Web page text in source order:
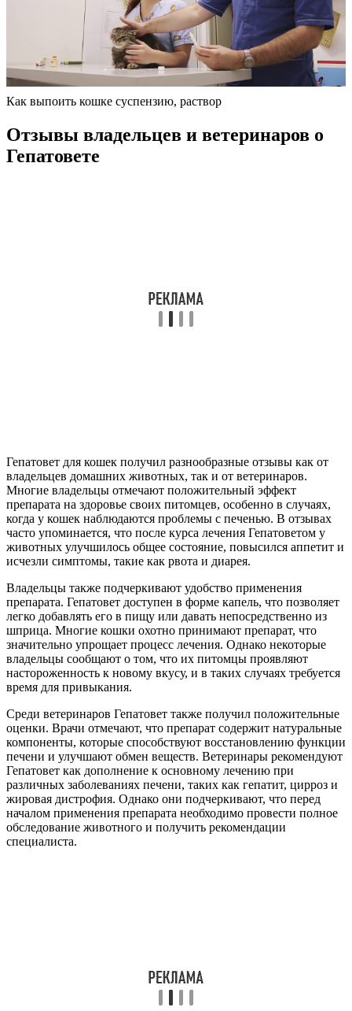
Как выпоить кошке суспензию, раствор
Отзывы владельцев и ветеринаров о
Гепатовете
Гепатовет для кошек получил разнообразные отзывы как от
владельцев домашних животных, так и от ветеринаров.
Многие владельцы отмечают положительный эффект
препарата на здоровье своих питомцев, особенно в случаях,
когда у кошек наблюдаются проблемы с печенью. В отзывах
часто упоминается, что после курса лечения Гепатоветом у
животных улучшилось общее состояние, повысился аппетит и
исчезли симптомы, такие как рвота и диарея.
Владельцы также подчеркивают удобство применения
препарата. Гепатовет доступен в форме капель, что позволяет
легко добавлять его в пищу или давать непосредственно из
шприца. Многие кошки охотно принимают препарат, что
значительно упрощает процесс лечения. Однако некоторые
владельцы сообщают о том, что их питомцы проявляют
настороженность к новому вкусу, и в таких случаях требуется
время для привыкания.
Среди ветеринаров Гепатовет также получил положительные
оценки. Врачи отмечают, что препарат содержит натуральные
компоненты, которые способствуют восстановлению функции
печени и улучшают обмен веществ. Ветеринары рекомендуют
Гепатовет как дополнение к основному лечению при
различных заболеваниях печени, таких как гепатит, цирроз и
жировая дистрофия. Однако они подчеркивают, что перед
началом применения препарата необходимо провести полное
обследование животного и получить рекомендации
специалиста.